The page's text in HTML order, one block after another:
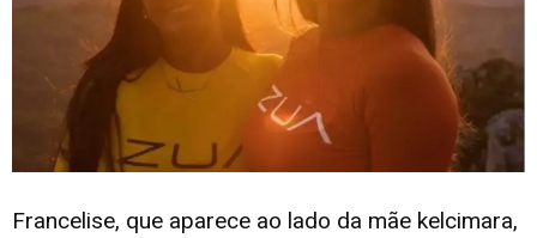
Francelise, que aparece ao lado da mãe kelcimara,